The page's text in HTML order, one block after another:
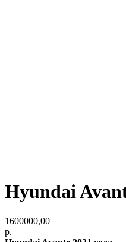
Hyundai
1600000,00
р.